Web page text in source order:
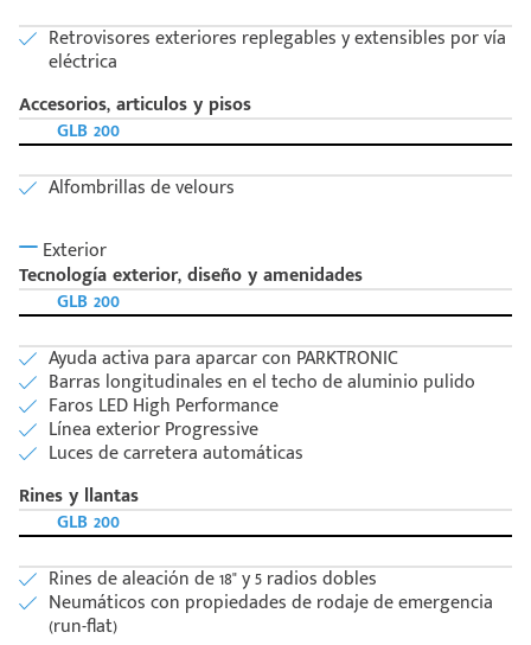
Retrovisores exteriores replegables y extensibles por vía
eléctrica
Accesorios, articulos y pisos
GLB 200
Alfombrillas de velours
Exterior
Tecnología exterior, diseño y amenidades
GLB 200
Ayuda activa para aparcar con PARKTRONIC
Barras longitudinales en el techo de aluminio pulido
Faros LED High Performance
Línea exterior Progressive
Luces de carretera automáticas
Rines y llantas
GLB 200
Rines de aleación de 18" y 5 radios dobles
Neumáticos con propiedades de rodaje de emergencia
(run-flat)